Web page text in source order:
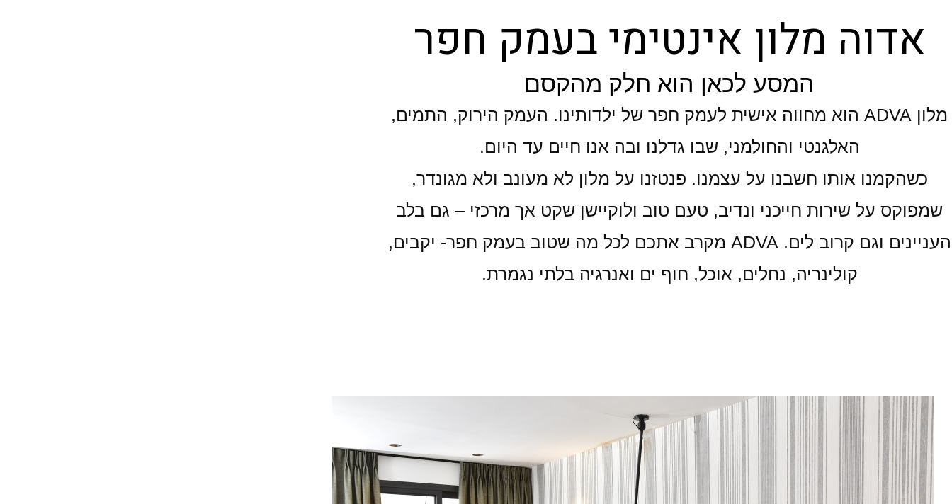
אדוה מלון אינטימי בעמק חפר
המסע לכאן הוא חלק מהקסם
מלון ADVA הוא מחווה אישית לעמק חפר של ילדותינו. העמק הירוק, התמים,
האלגנטי והחולמני, שבו גדלנו ובה אנו חיים עד היום.
כשהקמנו אותו חשבנו על עצמנו. פנטזנו על מלון לא מעונב ולא מגונדר,
שמפוקס על שירות חייכני ונדיב, טעם טוב ולוקיישן שקט אך מרכזי – גם בלב
העניינים וגם קרוב לים. ADVA מקרב אתכם לכל מה שטוב בעמק חפר- יקבים,
קולינריה, נחלים, אוכל, חוף ים ואנרגיה בלתי נגמרת.